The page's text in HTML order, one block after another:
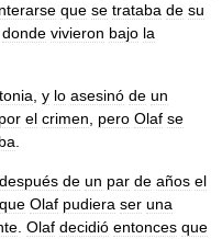
que se trataba de su
donde vivieron bajo la
, y lo asesinó de un
por el crimen, pero Olaf se
.
después de un par de años el
que Olaf pudiera ser una
. Olaf decidió entonces que